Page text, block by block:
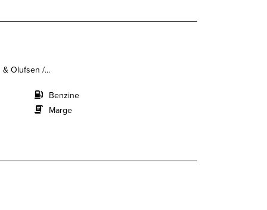
Olufsen /...
Benzine
Marge